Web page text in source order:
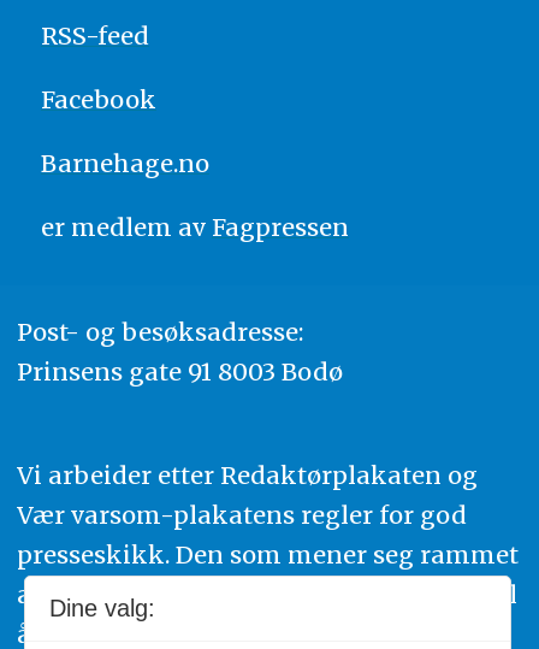
RSS-feed
Facebook
Barnehage.no
er medlem av Fagpressen
Post- og besøksadresse:
Prinsens gate 91 8003 Bodø
Vi arbeider etter Redaktørplakaten og
Vær varsom-plakatens regler for god
presseskikk. Den som mener seg rammet
av urettmessig publisering, oppfordres til
å ta kontakt med redaksjonen. Du kan
Dine valg: